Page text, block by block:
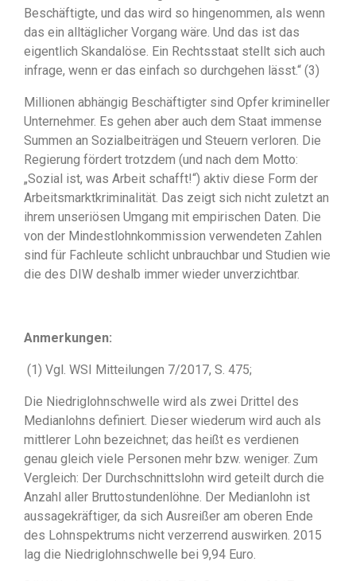
Beschäftigte, und das wird so hingenommen, als wenn
das ein alltäglicher Vorgang wäre. Und das ist das
eigentlich Skandalöse. Ein Rechtsstaat stellt sich auch
infrage, wenn er das einfach so durchgehen lässt.“ (3)
Millionen abhängig Beschäftigter sind Opfer krimineller
Unternehmer. Es gehen aber auch dem Staat immense
Summen an Sozialbeiträgen und Steuern verloren. Die
Regierung fördert trotzdem (und nach dem Motto:
„Sozial ist, was Arbeit schafft!“) aktiv diese Form der
Arbeitsmarktkriminalität. Das zeigt sich nicht zuletzt an
ihrem unseriösen Umgang mit empirischen Daten. Die
von der Mindestlohnkommission verwendeten Zahlen
sind für Fachleute schlicht unbrauchbar und Studien wie
die des DIW deshalb immer wieder unverzichtbar.
Anmerkungen:
(1) Vgl. WSI Mitteilungen 7/2017, S. 475;
Die Niedriglohnschwelle wird als zwei Drittel des
Medianlohns definiert. Dieser wiederum wird auch als
mittlerer Lohn bezeichnet; das heißt es verdienen
genau gleich viele Personen mehr bzw. weniger. Zum
Vergleich: Der Durchschnittslohn wird geteilt durch die
Anzahl aller Bruttostundenlöhne. Der Medianlohn ist
aussagekräftiger, da sich Ausreißer am oberen Ende
des Lohnspektrums nicht verzerrend auswirken. 2015
lag die Niedriglohnschwelle bei 9,94 Euro.